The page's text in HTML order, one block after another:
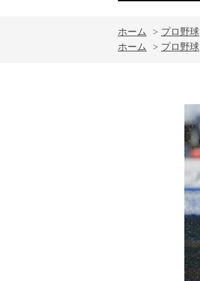
ホーム > プロ野球
ホーム
> プロ野球